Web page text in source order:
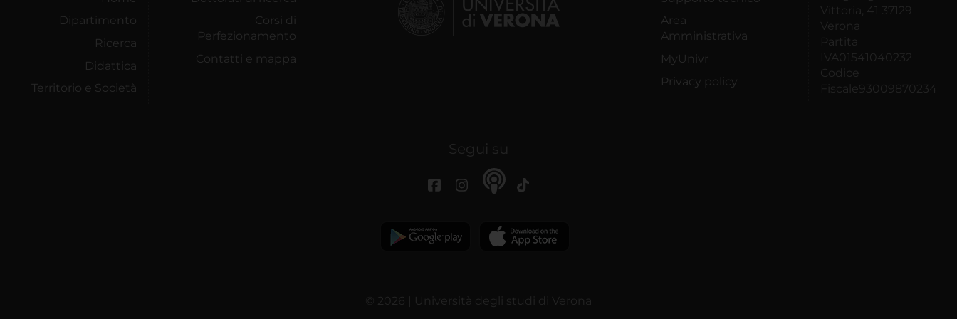
Dipartimento
Ricerca
Didattica
Territorio e Società
Corsi di
Perfezionamento
Contatti e mappa
Area
Amministrativa
MyUnivr
Privacy policy
Vittoria, 41 37129
Verona
Partita
IVA01541040232
Codice
Fiscale93009870234
Segui su
© 2026 | Università degli studi di Verona